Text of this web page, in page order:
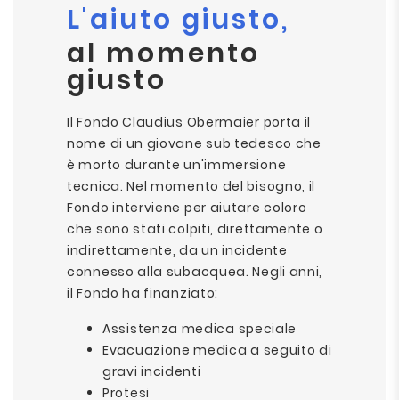
L'aiuto giusto,
al momento
giusto
Il Fondo Claudius Obermaier porta il
nome di un giovane sub tedesco che
è morto durante un'immersione
tecnica. Nel momento del bisogno, il
Fondo interviene per aiutare coloro
che sono stati colpiti, direttamente o
indirettamente, da un incidente
connesso alla subacquea. Negli anni,
il Fondo ha finanziato:
Assistenza medica speciale
Evacuazione medica a seguito di
gravi incidenti
Protesi